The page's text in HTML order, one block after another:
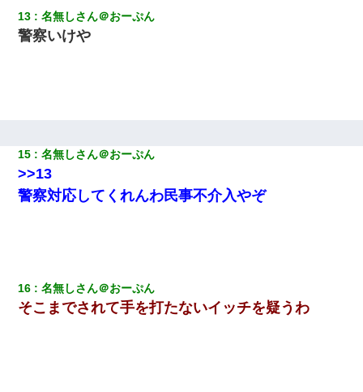
【クズ】昔、兄がお見合いして「ブスすぎｗｗｗ」と断った女性
が、兄の同級生と結婚。それを知った兄は荒れ狂い、｢嫁さん、俺
【驚愕】私「今まで育てた分のお金返してね(冗談)」息子「はい、
3000万円」→数年後。私「妹が病気になったから援助して欲し
い」→
書店「息子さんが万引きしました」私「はっ？(息子目の前にいる
し…)うちの子ではないので迎えに行きません」→息子を名乗って
た人物の正体が判明するも・・・
13 名無しさん＠おーぷん
警察いけや
15 名無しさん＠おーぷん
>>13
警察対応してくれんわ民事不介入やぞ
16 名無しさん＠おーぷん
そこまでされて手を打たないイッチを疑うわ